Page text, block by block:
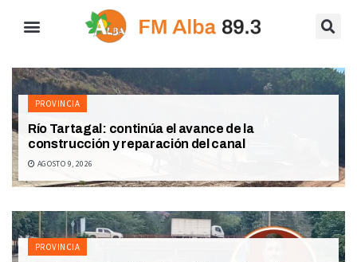
PROVINCIA
Río Tartagal: continúa el avance de la
construcción y reparación del canal
AGOSTO 9, 2026
PROVINCIA